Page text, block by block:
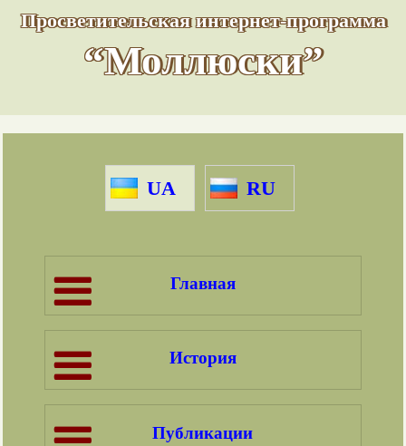
Просветительская интернет-программа
“Моллюски”
UA RU
Главная
История
Публикации